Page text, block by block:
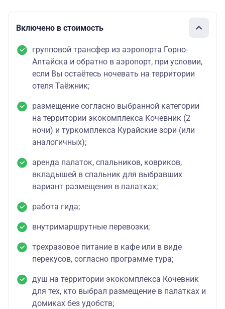
Включено в стоимость
групповой трансфер из аэропорта Горно-
Алтайска и обратно в аэропорт, при условии,
если Вы остаётесь ночевать на территории
отеля Таёжник;
размещение согласно выбранной категории
на территории экокомплекса Кочевник (2
ночи) и туркомплекса Курайские зори (или
аналогичных);
аренда палаток, спальников, ковриков,
вкладышей в спальник для выбравших
вариант размещения в палатках;
работа гида;
внутримаршрутные перевозки;
трехразовое питание в кафе или в виде
перекусов, согласно программе тура;
душ на территории экокомплекса Кочевник
для тех, кто выбрал размещение в палатках и
домиках без удобств;